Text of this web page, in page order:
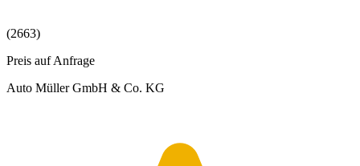
(2663)
Preis auf Anfrage
Auto Müller GmbH & Co. KG